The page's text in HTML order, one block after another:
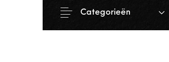
Categorieën